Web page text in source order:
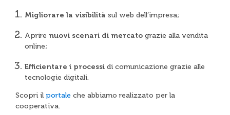
Migliorare la visibilità sul web dell’impresa;
Aprire nuovi scenari di mercato grazie alla vendita
online;
Efficientare i processi di comunicazione grazie alle
tecnologie digitali.
Scopri il portale che abbiamo realizzato per la
cooperativa.